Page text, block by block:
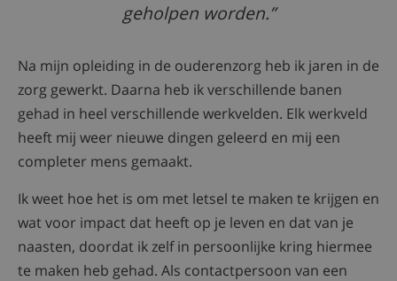
geholpen worden.
Na mijn opleiding in de ouderenzorg heb ik jaren in de
zorg gewerkt. Daarna heb ik verschillende banen
gehad in heel verschillende werkvelden. Elk werkveld
heeft mij weer nieuwe dingen geleerd en mij een
completer mens gemaakt.
Ik weet hoe het is om met letsel te maken te krijgen en
wat voor impact dat heeft op je leven en dat van je
naasten, doordat ik zelf in persoonlijke kring hiermee
te maken heb gehad. Als contactpersoon van een